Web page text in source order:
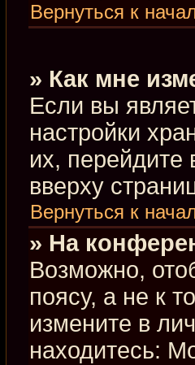
Вернуться к
» Как мне
Если вы
настройки
их, перейдите
вверху
Вернуться к
» На
Возможно,
поясу, а не к
измените в
находитесь: